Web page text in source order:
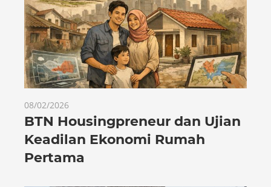
08/02/2026
BTN Housingpreneur dan Ujian
Keadilan Ekonomi Rumah
Pertama